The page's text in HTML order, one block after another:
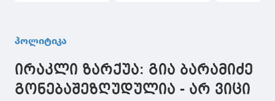
წარმომადგენელს
ცენტრალური
აზიის
დირექტორატის
პოლიტიკა
ირაკლი ზარქუა: გია ბარამიძე
გონებაშეზღუდულია - არ ვიცი